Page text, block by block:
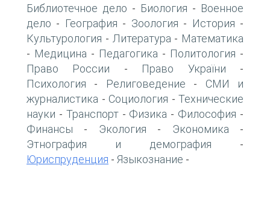
Библиотечное дело - Биология - Военное
дело - География - Зоология - История -
Культурология - Литература - Математика
- Медицина - Педагогика - Политология -
Право России - Право України -
Психология - Религоведение - СМИ и
журналистика - Социология - Технические
науки - Транспорт- Физика - Философия -
Финансы - Экология - Экономика -
Этнография и демография -
Юриспруденция - Языкознание -